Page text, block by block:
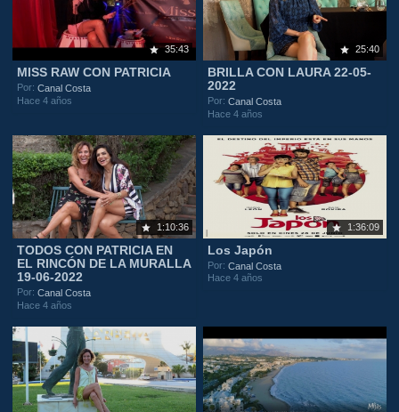
35:43
MISS RAW CON PATRICIA
Por:Canal Costa
Hace 4 años
25:40
BRILLA CON LAURA 22-05-
2022
Por:Canal Costa
Hace 4 años
1:10:36
TODOS CON PATRICIA EN
EL RINCÓN DE LA MURALLA
19-06-2022
Por:Canal Costa
Hace 4 años
1:36:09
Los Japón
Por:Canal Costa
Hace 4 años